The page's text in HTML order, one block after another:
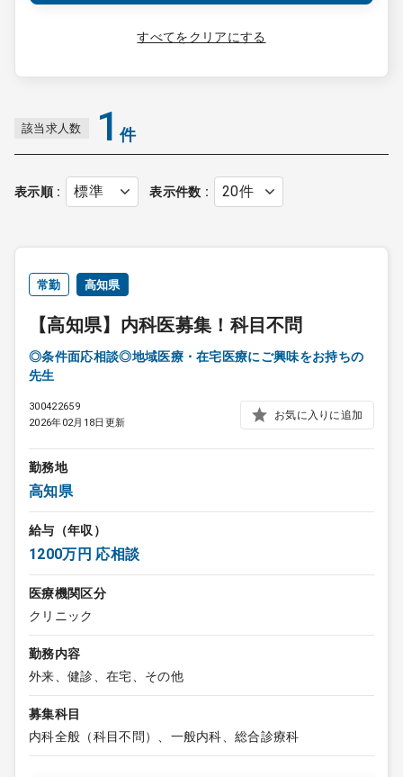
転職ノウハウ
受付時間 9:00 ～ 18:00（平日）
0120-337-613
クリニック開業
採用をお考えの医療機関の方
すべてをクリアにする
該当求人数 1 件
表示順 表示件数
常勤 高知県
【高知県】内科医募集！科目不問
◎条件面応相談◎地域医療・在宅医療にご興味をお持ちの
先生
300422659
2026年02月18日更新
お気に入りに追加
勤務地
高知県
給与（年収）
1200万円 応相談
医療機関区分
クリニック
勤務内容
外来、健診、在宅、その他
募集科目
内科全般（科目不問）、一般内科、総合診療科